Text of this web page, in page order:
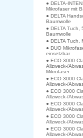
● DELTA-
Mikrofaser mit
● DELTA
Baumwolle
● DELTA Tuch,
Baumwolle
● DELTA Tuch,
● DUO
einsetzbar
● ECO 3000
Allzweck-/
Mikrofaser
● ECO 3000
Allzweck-/
● ECO 3000
Allzweck-/
● ECO 3000
Allzweck-/
● ECO 3000
Allzweck-/
● ECO 3000
Allzweck-/